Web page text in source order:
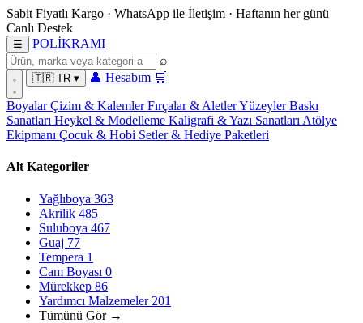
Sabit Fiyatlı Kargo · WhatsApp ile İletişim · Haftanın her günü
Canlı Destek
☰ POLİKRAMI
⌕
🇹🇷 TR ▾ 👤 Hesabım 🛒
BoyalarÇizim & KalemlerFırçalar & AletlerYüzeylerBaskı
Sanatları Heykel & Modelleme Kaligrafi & Yazı Sanatları Atölye
Ekipmanı Çocuk & Hobi Setler & Hediye Paketleri
Alt Kategoriler
Yağlıboya 363
Akrilik 485
Suluboya 467
Guaj 77
Tempera 1
Cam Boyası 0
Mürekkep 86
Yardımcı Malzemeler 201
Tümünü Gör →